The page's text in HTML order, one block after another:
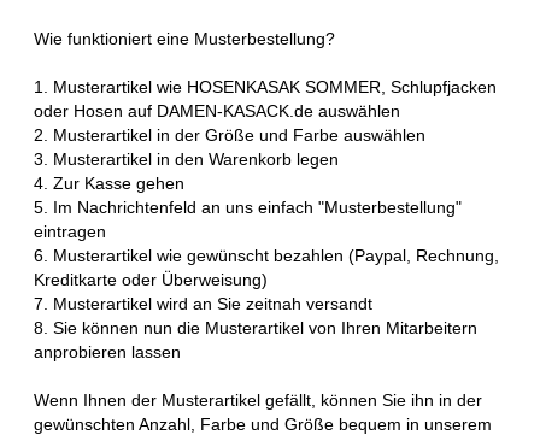
Wie funktioniert eine Musterbestellung?
1. Musterartikel wie HOSENKASAK SOMMER, Schlupfjacken
oder Hosen auf DAMEN-KASACK.de auswählen
2. Musterartikel in der Größe und Farbe auswählen
3. Musterartikel in den Warenkorb legen
4. Zur Kasse gehen
5. Im Nachrichtenfeld an uns einfach "Musterbestellung"
eintragen
6. Musterartikel wie gewünscht bezahlen (Paypal, Rechnung,
Kreditkarte oder Überweisung)
7. Musterartikel wird an Sie zeitnah versandt
8. Sie können nun die Musterartikel von Ihren Mitarbeitern
anprobieren lassen
Wenn Ihnen der Musterartikel gefällt, können Sie ihn in der
gewünschten Anzahl, Farbe und Größe bequem in unserem